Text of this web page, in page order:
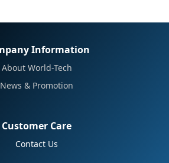
Information
About World-Tech
News & Promotion
Customer Care
Contact Us